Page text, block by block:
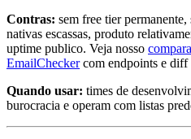
Contras: sem free tier
nativas escassas, produto
uptime publico. Veja nosso
EmailCheckercom endpoints e diff
Quando usar: times de
burocracia e operam com listas